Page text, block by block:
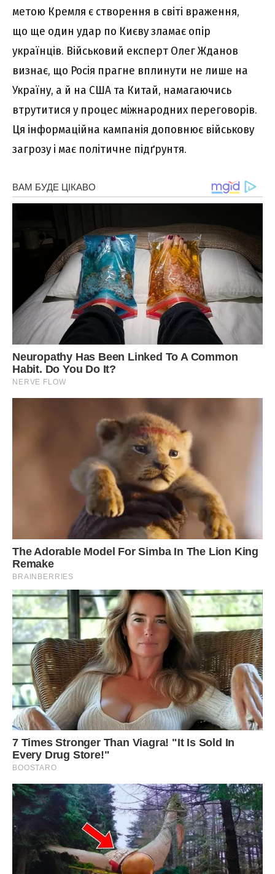
метою Кремля є створення в світі враження,
що ще один удар по Києву зламає опір
українців. Військовий експерт Олег Жданов
визнає, що Росія прагне вплинути не лише на
Україну, а й на США та Китай, намагаючись
втрутитися у процес міжнародних переговорів.
Ця інформаційна кампанія доповнює військову
загрозу і має політичне підґрунтя.